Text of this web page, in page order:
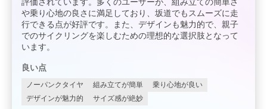
や乗り心地の良さに満足しており、坂道でもスムーズに走
行できる点が好評です。また、デザインも魅力的で、親子
でのサイクリングを楽しむための理想的な選択肢となって
います。
良い点
ノーパンクタイヤ 組み立てが簡単
乗り心地が良い
デザインが魅力的
サイズ感が絶妙